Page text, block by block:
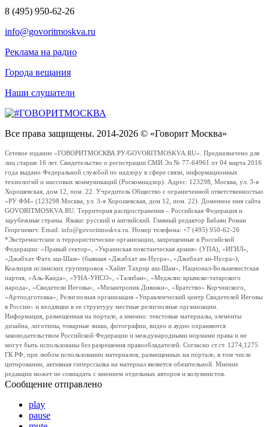
8 (495) 950-62-26
info@govoritmoskva.ru
Реклама на радио
Города вещания
Наши слушатели
Все права защищены. 2014-2026 © «Говорит Москва»
Сетевое издание «ГОВОРИТМОСКВА.РУ/GOVORITMOSKVA.RU». Предназначено для
лиц старше 16 лет. Свидетельство о регистрации СМИ Эл № 77-64961 от 04 марта 2016
года выдано Федеральной службой по надзору в сфере связи, информационных
технологий и массовых коммуникаций (Роскомнадзор). Адрес: 123298, Москва, ул. 3-я
Хорошевская, дом 12, пом. 22. Учредитель Общество с ограниченной ответственностью
«РУ ФМ» (123298 Москва, ул. 3-я Хорошевская, дом 12, пом. 22). Доменное имя сайта
GOVORITMOSKVA.RU. Территория распространения – Российская Федерация и
зарубежные страны. Языки: русский и английский. Главный редактор Бабаян Роман
Георгиевич. Email: info@govoritmoskva.ru. Номер телефона: +7 (495) 950-62-26
*Экстремистские и террористические организации, запрещенные в Российской
Федерации: «Правый сектор», «Украинская повстанческая армия» (УПА), «ИГИЛ»,
«Джабхат Фатх аш-Шам» (бывшая «Джабхат ан-Нусра», «Джебхат ан-Нусра»),
Коалиция исламских группировок «Хайят Тахрир аш-Шам», Национал-Большевистская
партия, «Аль-Каида», «УНА-УНСО», «Талибан», «Меджлис крымско-татарского
народа», «Свидетели Иеговы», «Мизантропик Дивижн», «Братство» Корчинского,
«Артподготовка», Религиозная организация «Управленческий центр Свидетелей Иеговы
в России» и входящие в ее структуру местные религиозные организации.
Информация, размещенная на портале, а именно: текстовые материалы, элементы
дизайна, логотипы, товарные знаки, фотографии, видео и аудио охраняются
законодательством Российской Федерации и международными нормами права и не
могут быть использованы без разрешения правообладателей. Согласно ст.ст. 1274,1275
ГК РФ, при любом использовании материалов, размещенных на портале, в том числе
цитировании, активная гиперссылка на материал является обязательной. Мнение
редакции может не совпадать с мнением отдельных авторов и колумнистов.
Сообщение отправлено
play
pause